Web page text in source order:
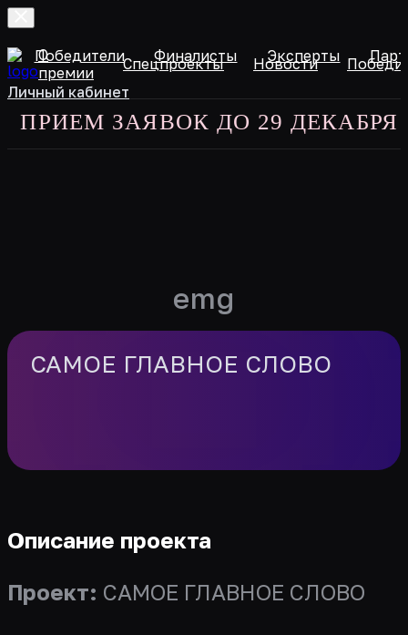
О
премии
Спецпроекты Новости
ЗАЯВОК ДО 29 ДЕКАБРЯ
Победители Финалисты Эксперты
Личный кабинет
emg
САМОЕ ГЛАВНОЕ СЛОВО
Описание проекта
Проект: САМОЕ ГЛАВНОЕ СЛОВО